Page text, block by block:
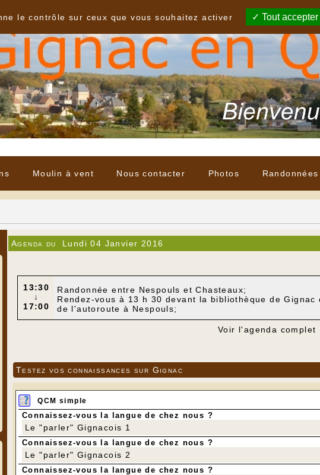
Moulin à vent Nous contacter Photos Randonnées
Agenda du Lundi 04 Janvier 2016
13:30
↓
17:00
Randonnée entre Nespouls et Chasteaux;
Rendez-vous à 13 h 30 devant la bibliothèque de
de l'autoroute à Nespouls;
Voir l'agenda complet
Testez vos connaissances sur Gignac
QCM simple
Connaissez-vous la langue de chez nous ?
Le "parler" Gignacois 1
Connaissez-vous la langue de chez nous ?
Le "parler" Gignacois 2
Connaissez-vous la langue de chez nous ?
le contrôle sur ceux que vous souhaitez activer
Tout accepter